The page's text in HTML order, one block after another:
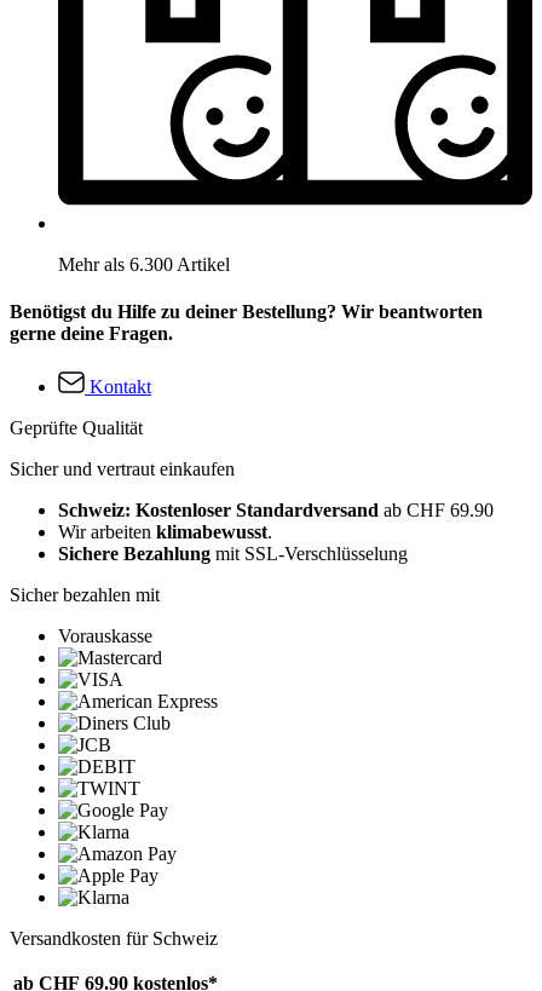
Mehr als 6.300 Artikel
Benötigst du Hilfe zu deiner Bestellung? Wir beantworten
gerne deine Fragen.
Kontakt
Geprüfte Qualität
Sicher und vertraut einkaufen
Schweiz: Kostenloser Standardversand ab CHF 69.90
Wir arbeiten klimabewusst.
Sichere Bezahlung mit SSL-Verschlüsselung
Sicher bezahlen mit
Vorauskasse
Versandkosten für Schweiz
ab CHF 69.90 kostenlos*